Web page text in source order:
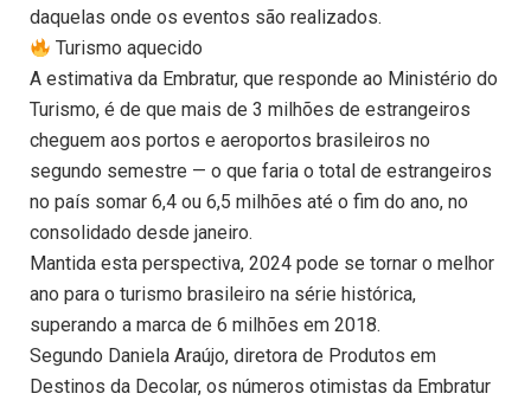
daquelas onde os eventos são realizados.
Turismo aquecido
A estimativa da Embratur, que responde ao Ministério do
Turismo, é de que mais de 3 milhões de estrangeiros
cheguem aos portos e aeroportos brasileiros no
segundo semestre — o que faria o total de estrangeiros
no país somar 6,4 ou 6,5 milhões até o fim do ano, no
consolidado desde janeiro.
Mantida esta perspectiva, 2024 pode se tornar o melhor
ano para o turismo brasileiro na série histórica,
superando a marca de 6 milhões em 2018.
Segundo Daniela Araújo, diretora de Produtos em
Destinos da Decolar, os números otimistas da Embratur